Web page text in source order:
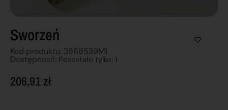
Sworzeń
Kod produktu: 3668539M1
Dostępnosć: Pozostało tylko: 1
206,91zł